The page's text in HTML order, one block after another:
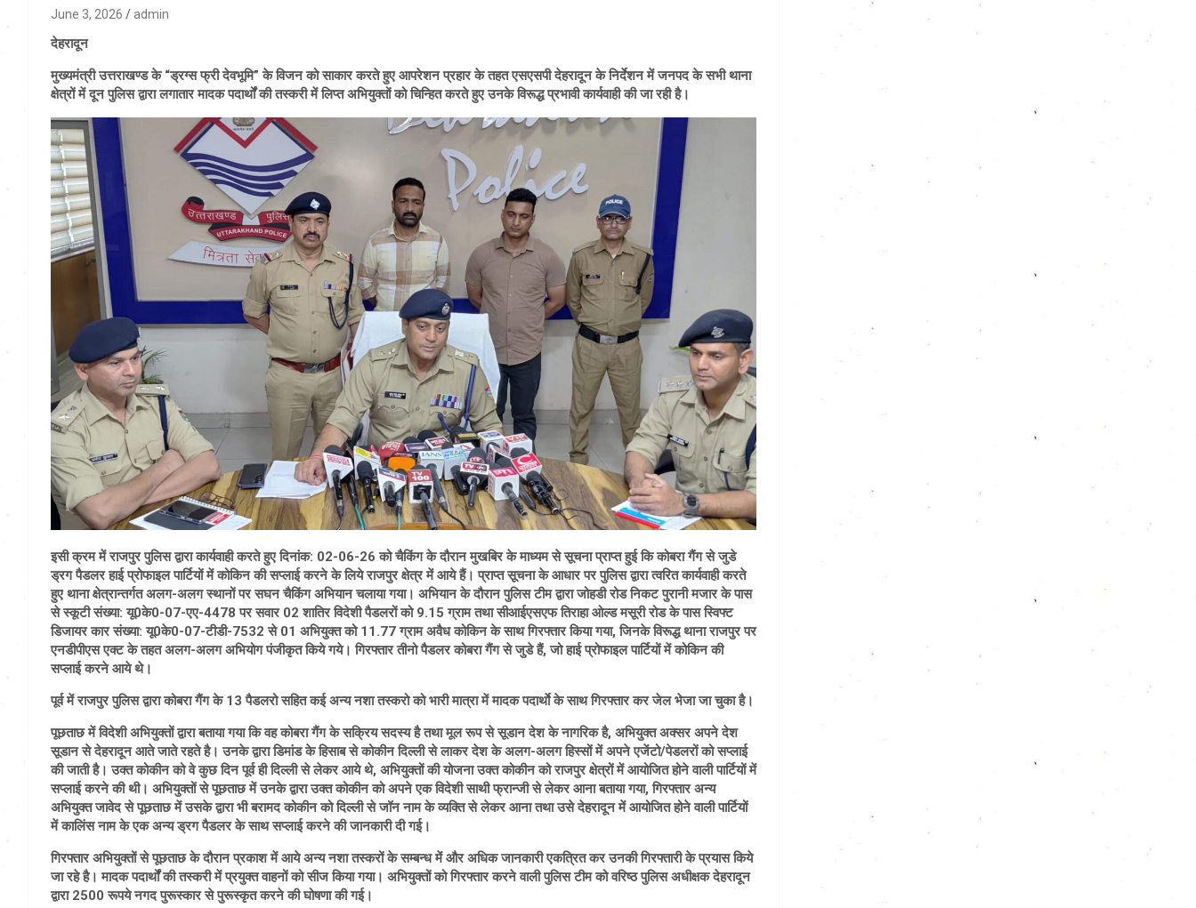
June 3, 2026 admin
देहरादून
मुख्यमंत्री उत्तराखण्ड के “ड्रग्स फ्री देवभूमि” के विजन को साकार करते हुए आपरेशन प्रहार के तहत एसएसपी देहरादून के निर्देशन में जनपद के सभी थाना
क्षेत्रों में दून पुलिस द्वारा लगातार मादक पदार्थों की तस्करी में लिप्त अभियुक्तों को चिन्हित करते हुए उनके विरूद्ध प्रभावी कार्यवाही की जा रही है।
इसी क्रम में राजपुर पुलिस द्वारा कार्यवाही करते हुए दिनांक: 02-06-26 को चैकिंग के दौरान मुखबिर के माध्यम से सूचना प्राप्त हुई कि कोबरा गैंग से जुडे
ड्रग पैडलर हाई प्रोफाइल पार्टियों में कोकिन की सप्लाई करने के लिये राजपुर क्षेत्र में आये हैं। प्राप्त सूचना के आधार पर पुलिस द्वारा त्वरित कार्यवाही करते
हुए थाना क्षेत्रान्तर्गत अलग-अलग स्थानों पर सघन चैकिंग अभियान चलाया गया। अभियान के दौरान पुलिस टीम द्वारा जोहडी रोड निकट पुरानी मजार के पास
से स्कूटी संख्या: यू0के0-07-एए-4478 पर सवार 02 शातिर विदेशी पैडलरों को 9.15 ग्राम तथा सीआईएसएफ तिराहा ओल्ड मसूरी रोड के पास स्विफ्ट
डिजायर कार संख्या: यू0के0-07-टीडी-7532 से 01 अभियुक्त को 11.77 ग्राम अवैध कोकिन के साथ गिरफ्तार किया गया, जिनके विरूद्ध थाना राजपुर पर
एनडीपीएस एक्ट के तहत अलग-अलग अभियोग पंजीकृत किये गये। गिरफ्तार तीनो पैडलर कोबरा गैंग से जुडे हैं, जो हाई प्रोफाइल पार्टियों में कोकिन की
सप्लाई करने आये थे।
पूर्व में राजपुर पुलिस द्वारा कोबरा गैंग के 13 पैडलरो सहित कई अन्य नशा तस्करो को भारी मात्रा में मादक पदार्थाे के साथ गिरफ्तार कर जेल भेजा जा चुका है।
पूछताछ में विदेशी अभियुक्तों द्वारा बताया गया कि वह कोबरा गैंग के सक्रिय सदस्य है तथा मूल रूप से सूडान देश के नागरिक है, अभियुक्त अक्सर अपने देश
सूडान से देहरादून आते जाते रहते है। उनके द्वारा डिमांड के हिसाब से कोकीन दिल्ली से लाकर देश के अलग-अलग हिस्सों में अपने एजेंटो/पेडलरों को सप्लाई
की जाती है। उक्त कोकीन को वे कुछ दिन पूर्व ही दिल्ली से लेकर आये थे, अभियुक्तों की योजना उक्त कोकीन को राजपुर क्षेत्रों में आयोजित होने वाली पार्टियों में
सप्लाई करने की थी। अभियुक्तों से पूछताछ में उनके द्वारा उक्त कोकीन को अपने एक विदेशी साथी फ्रान्जी से लेकर आना बताया गया, गिरफ्तार अन्य
अभियुक्त जावेद से पूछताछ में उसके द्वारा भी बरामद कोकीन को दिल्ली से जॉन नाम के व्यक्ति से लेकर आना तथा उसे देहरादून में आयोजित होने वाली पार्टियों
में कालिंस नाम के एक अन्य ड्रग पैडलर के साथ सप्लाई करने की जानकारी दी गई।
गिरफ्तार अभियुक्तों से पूछताछ के दौरान प्रकाश में आये अन्य नशा तस्करों के सम्बन्ध में और अधिक जानकारी एकत्रित कर उनकी गिरफ्तारी के प्रयास किये
जा रहे है। मादक पदार्थों की तस्करी में प्रयुक्त वाहनों को सीज किया गया। अभियुक्तों को गिरफ्तार करने वाली पुलिस टीम को वरिष्ठ पुलिस अधीक्षक देहरादून
द्वारा 2500 रूपये नगद पुरूस्कार से पुरूस्कृत करने की घोषणा की गई।